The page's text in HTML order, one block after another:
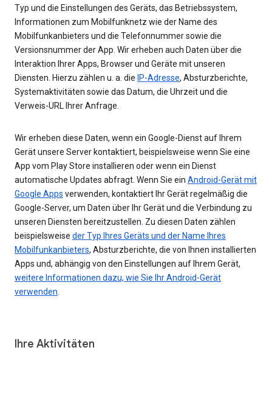
Typ und die Einstellungen des Geräts, das Betriebssystem,
Informationen zum Mobilfunknetz wie der Name des
Mobilfunkanbieters und die Telefonnummer sowie die
Versionsnummer der App. Wir erheben auch Daten über die
Interaktion Ihrer Apps, Browser und Geräte mit unseren
Diensten. Hierzu zählen u. a. die IP-Adresse, Absturzberichte,
Systemaktivitäten sowie das Datum, die Uhrzeit und die
Verweis-URL Ihrer Anfrage.
Wir erheben diese Daten, wenn ein Google-Dienst auf Ihrem
Gerät unsere Server kontaktiert, beispielsweise wenn Sie eine
App vom Play Store installieren oder wenn ein Dienst
automatische Updates abfragt. Wenn Sie ein Android-Gerät mit
Google Apps verwenden, kontaktiert Ihr Gerät regelmäßig die
Google-Server, um Daten über Ihr Gerät und die Verbindung zu
unseren Diensten bereitzustellen. Zu diesen Daten zählen
beispielsweise der Typ Ihres Geräts und der Name Ihres
Mobilfunkanbieters, Absturzberichte, die von Ihnen installierten
Apps und, abhängig von den Einstellungen auf Ihrem Gerät,
weitere Informationen dazu, wie Sie Ihr Android-Gerät
verwenden.
Ihre Aktivitäten